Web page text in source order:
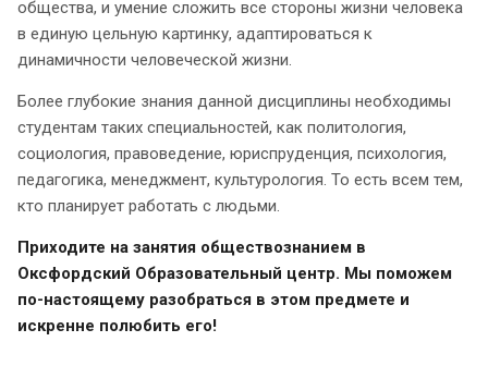
общества, и умение сложить все стороны жизни человека
в единую цельную картинку, адаптироваться к
динамичности человеческой жизни.
Более глубокие знания данной дисциплины необходимы
студентам таких специальностей, как политология,
социология, правоведение, юриспруденция, психология,
педагогика, менеджмент, культурология. То есть всем тем,
кто планирует работать с людьми.
Приходите на занятия обществознанием в
Оксфордский Образовательный центр. Мы поможем
по-настоящему разобраться в этом предмете и
искренне полюбить его!